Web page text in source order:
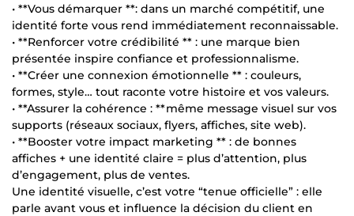
• **Vous démarquer **: dans un marché compétitif, une
identité forte vous rend immédiatement reconnaissable.
• **Renforcer votre crédibilité ** : une marque bien
présentée inspire confiance et professionnalisme.
• **Créer une connexion émotionnelle ** : couleurs,
formes, style… tout raconte votre histoire et vos valeurs.
• **Assurer la cohérence : **même message visuel sur vos
supports (réseaux sociaux, flyers, affiches, site web).
• **Booster votre impact marketing ** : de bonnes
affiches + une identité claire = plus d’attention, plus
d’engagement, plus de ventes.
Une identité visuelle, c’est votre “tenue officielle” : elle
parle avant vous et influence la décision du client en